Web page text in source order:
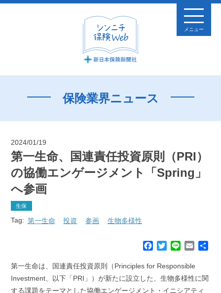
メニュー
保険業界ニュース
2024/01/19
第一生命、国連責任投資原則（PRI）
の協働エンゲージメント「Spring」
へ参画
生保
Tag: 第一生命 投資 参画 生物多様性
c
T
i
t
n
e
E
a
i
第一生命は、国連責任投資原則（Principles for Responsible
Investment、以下「PRI」）が新たに設立した、生物多様性に関
する課題をテーマとした協働エンゲージメント・イニシアティ